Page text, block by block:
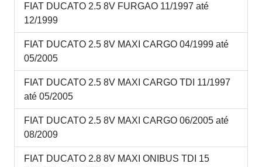
FIAT DUCATO 2.5 8V FURGAO 11/1997 até
12/1999
FIAT DUCATO 2.5 8V MAXI CARGO 04/1999 até
05/2005
FIAT DUCATO 2.5 8V MAXI CARGO TDI 11/1997
até 05/2005
FIAT DUCATO 2.5 8V MAXI CARGO 06/2005 até
08/2009
FIAT DUCATO 2.8 8V MAXI ONIBUS TDI 15